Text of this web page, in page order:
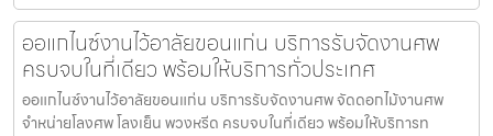
ออแกไนซ์งานไว้อาลัยขอนแก่น บริการรับจัดงานศพ
ครบจบในที่เดียว พร้อมให้บริการทั่วประเทศ
ออแกไนซ์งานไว้อาลัยขอนแก่น บริการรับจัดงานศพ จัดดอกไม้งานศพ
จำหน่ายโลงศพ โลงเย็น พวงหรีด ครบจบในที่เดียว พร้อมให้บริการท